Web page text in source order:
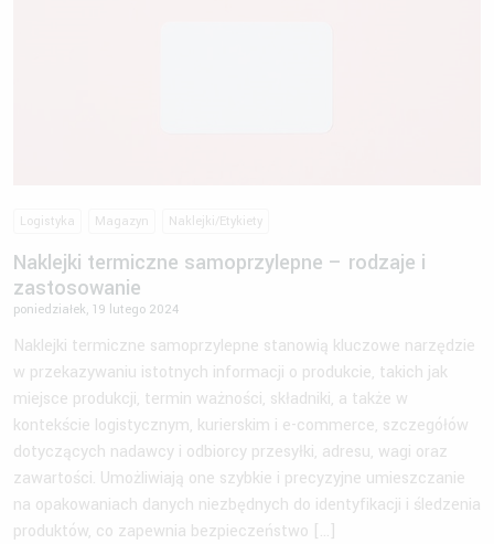
Logistyka Magazyn Naklejki/Etykiety
Naklejki termiczne samoprzylepne – rodzaje i
zastosowanie
poniedziałek, 19 lutego 2024
Naklejki termiczne samoprzylepne stanowią kluczowe narzędzie
w przekazywaniu istotnych informacji o produkcie, takich jak
miejsce produkcji, termin ważności, składniki, a także w
kontekście logistycznym, kurierskim i e-commerce, szczegółów
dotyczących nadawcy i odbiorcy przesyłki, adresu, wagi oraz
zawartości. Umożliwiają one szybkie i precyzyjne umieszczanie
na opakowaniach danych niezbędnych do identyfikacji i śledzenia
produktów, co zapewnia bezpieczeństwo […]